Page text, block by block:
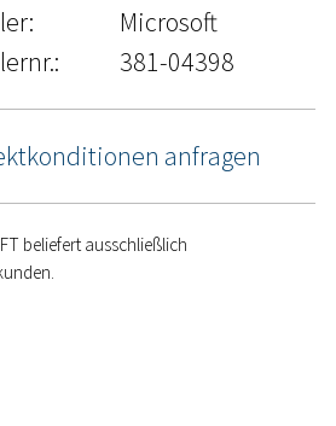
Microsoft
381-04398
anfragen
beliefert ausschließlich